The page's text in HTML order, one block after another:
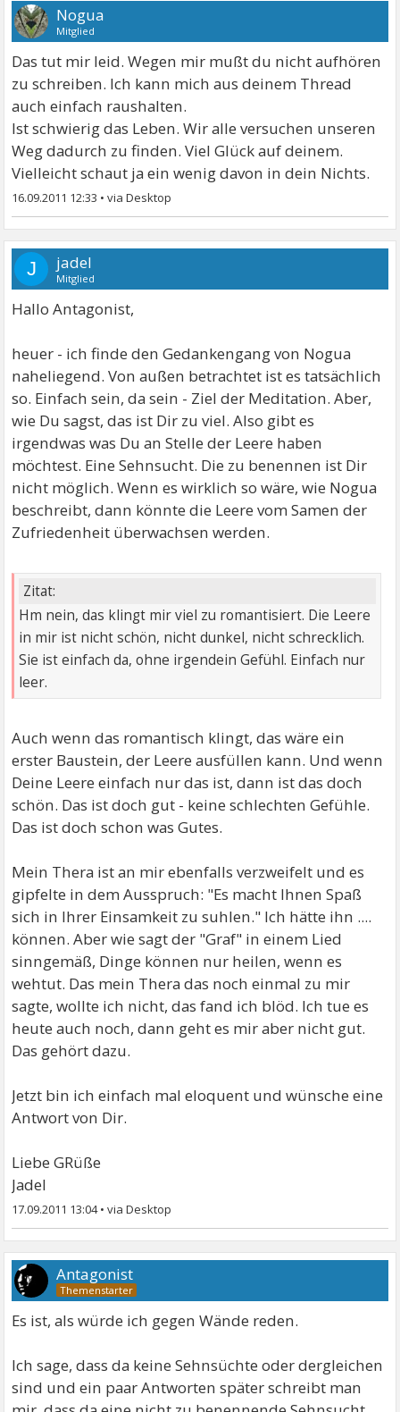
Nogua
Mitglied
Das tut mir leid. Wegen mir mußt du nicht aufhören
zu schreiben. Ich kann mich aus deinem Thread
auch einfach raushalten.
Ist schwierig das Leben. Wir alle versuchen unseren
Weg dadurch zu finden. Viel Glück auf deinem.
Vielleicht schaut ja ein wenig davon in dein Nichts.
16.09.2011 12:33 •
J jadel
Mitglied
Hallo Antagonist,
heuer - ich finde den Gedankengang von Nogua
naheliegend. Von außen betrachtet ist es tatsächlich
so. Einfach sein, da sein - Ziel der Meditation. Aber,
wie Du sagst, das ist Dir zu viel. Also gibt es
irgendwas was Du an Stelle der Leere haben
möchtest. Eine Sehnsucht. Die zu benennen ist Dir
nicht möglich. Wenn es wirklich so wäre, wie Nogua
beschreibt, dann könnte die Leere vom Samen der
Zufriedenheit überwachsen werden.
Zitat:
Hm nein, das klingt mir viel zu romantisiert. Die Leere
in mir ist nicht schön, nicht dunkel, nicht schrecklich.
Sie ist einfach da, ohne irgendein Gefühl. Einfach nur
leer.
Auch wenn das romantisch klingt, das wäre ein
erster Baustein, der Leere ausfüllen kann. Und wenn
Deine Leere einfach nur das ist, dann ist das doch
schön. Das ist doch gut - keine schlechten Gefühle.
Das ist doch schon was Gutes.
Mein Thera ist an mir ebenfalls verzweifelt und es
gipfelte in dem Ausspruch: "Es macht Ihnen Spaß
sich in Ihrer Einsamkeit zu suhlen." Ich hätte ihn ....
können. Aber wie sagt der "Graf" in einem Lied
sinngemäß, Dinge können nur heilen, wenn es
wehtut. Das mein Thera das noch einmal zu mir
sagte, wollte ich nicht, das fand ich blöd. Ich tue es
heute auch noch, dann geht es mir aber nicht gut.
Das gehört dazu.
Jetzt bin ich einfach mal eloquent und wünsche eine
Antwort von Dir.
Liebe GRüße
Jadel
17.09.2011 13:04•
Antagonist
Es ist, als würde ich gegen Wände reden.
Ich sage, dass da keine Sehnsüchte oder dergleichen
sind und ein paar Antworten später schreibt man